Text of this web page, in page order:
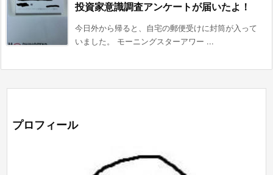
投資家意識調査アンケートが届いたよ！
今日外から帰ると、自宅の郵便受けに封筒が入って
いました。 モーニングスターアワー ...
プロフィール